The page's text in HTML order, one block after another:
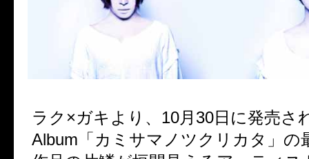
ラク×ガキより、10月30日に発売
Album「カミサマノツクリカタ」の